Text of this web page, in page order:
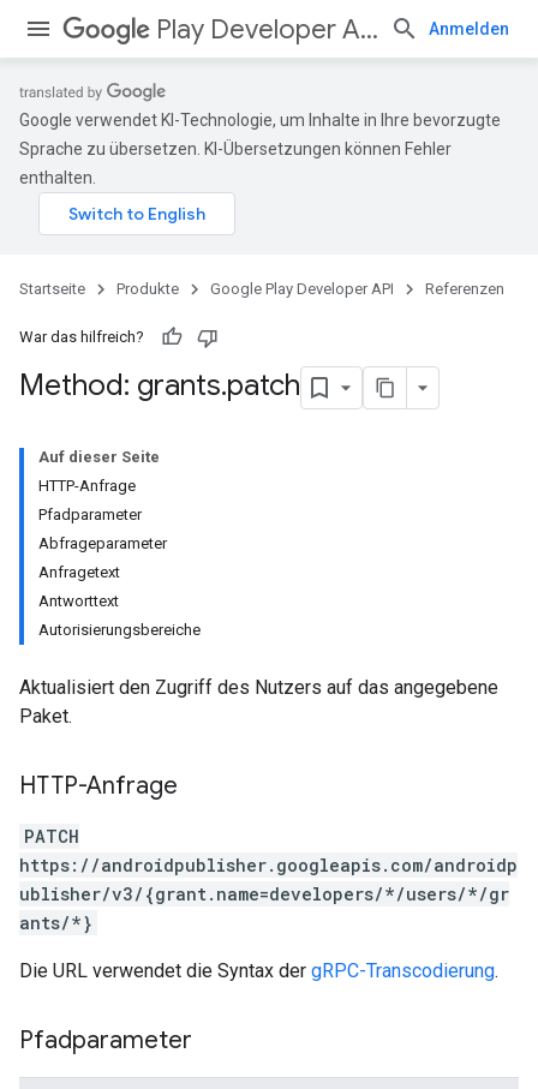
Play Developer API Anmelden
Google verwendet KI-Technologie, um Inhalte in Ihre bevorzugte
Sprache zu übersetzen. KI-Übersetzungen können Fehler
enthalten.
Startseite Produkte Google Play Developer API Referenzen
War das hilfreich?
Method: grants.patch
Auf dieser Seite
HTTP-Anfrage
Pfadparameter
Abfrageparameter
Anfragetext
Antworttext
Autorisierungsbereiche
Aktualisiert den Zugriff des Nutzers auf das angegebene
Paket.
HTTP-Anfrage
PATCH
https://androidpublisher.googleapis.com/androidp
ublisher/v3/{grant.name=developers/*/users/*/gr
ants/*}
Die URL verwendet die Syntax der gRPC-Transcodierung.
Pfadparameter